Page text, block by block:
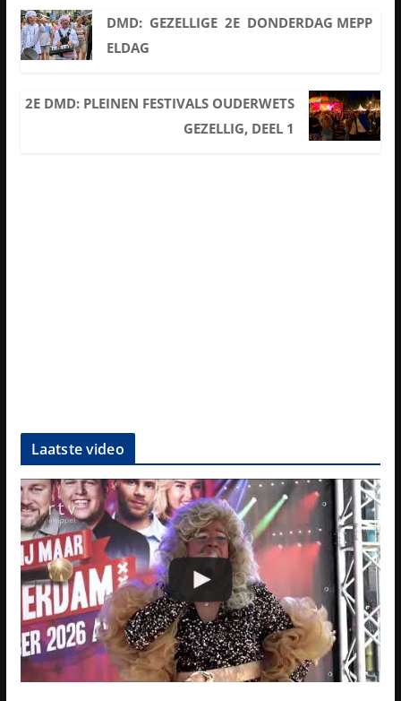
DMD: GEZELLIGE 2E DONDERDAG MEPP
ELDAG
2E DMD: PLEINEN FESTIVALS OUDERWETS
GEZELLIG, DEEL 1
Laatste video